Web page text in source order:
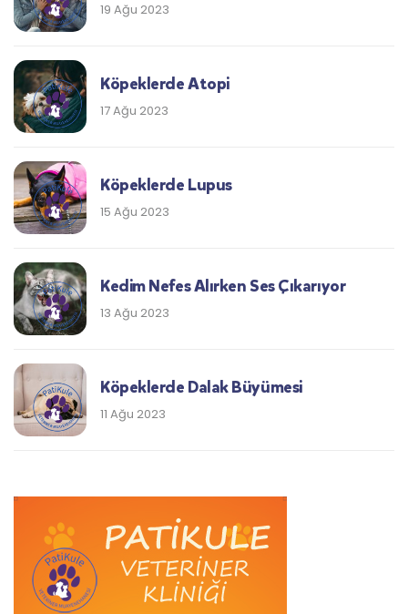
19 Ağu 2023
Köpeklerde Atopi
17 Ağu 2023
Köpeklerde Lupus
15 Ağu 2023
Kedim Nefes Alırken Ses Çıkarıyor
13 Ağu 2023
Köpeklerde Dalak Büyümesi
11 Ağu 2023